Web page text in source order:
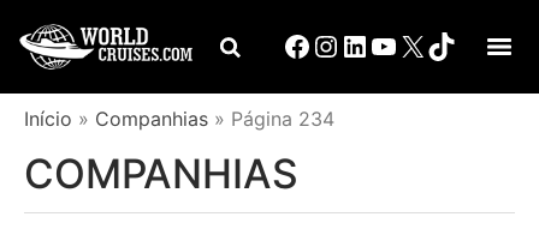
Início » Companhias » Página 234
COMPANHIAS